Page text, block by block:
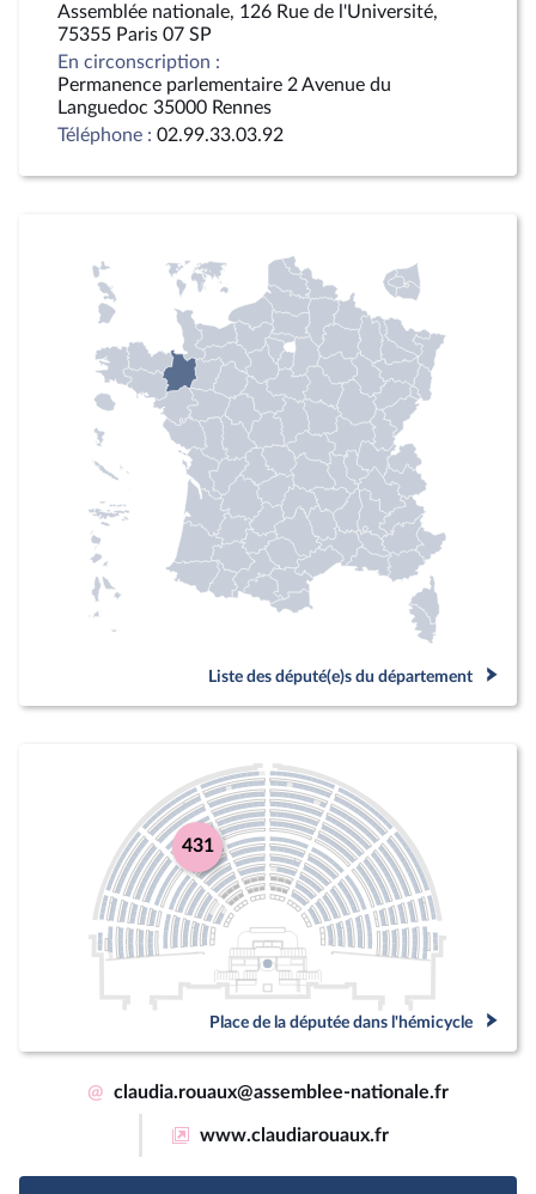
Assemblée nationale, 126 Rue de l'Université,
75355 Paris 07 SP
En circonscription :
Permanence parlementaire 2 Avenue du
Languedoc 35000 Rennes
Téléphone : 02.99.33.03.92
Liste des député(e)s du département
431
Place de la députée dans l'hémicycle
@ claudia.rouaux@assemblee-nationale.fr
www.claudiarouaux.fr